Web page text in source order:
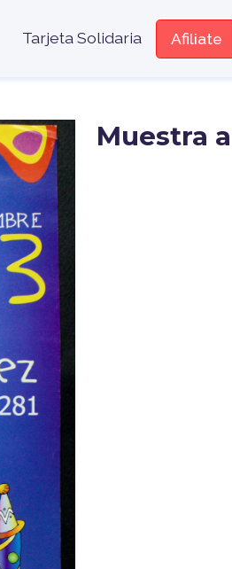
Menú
Tarjeta Solidaria Afiliate
Muestra